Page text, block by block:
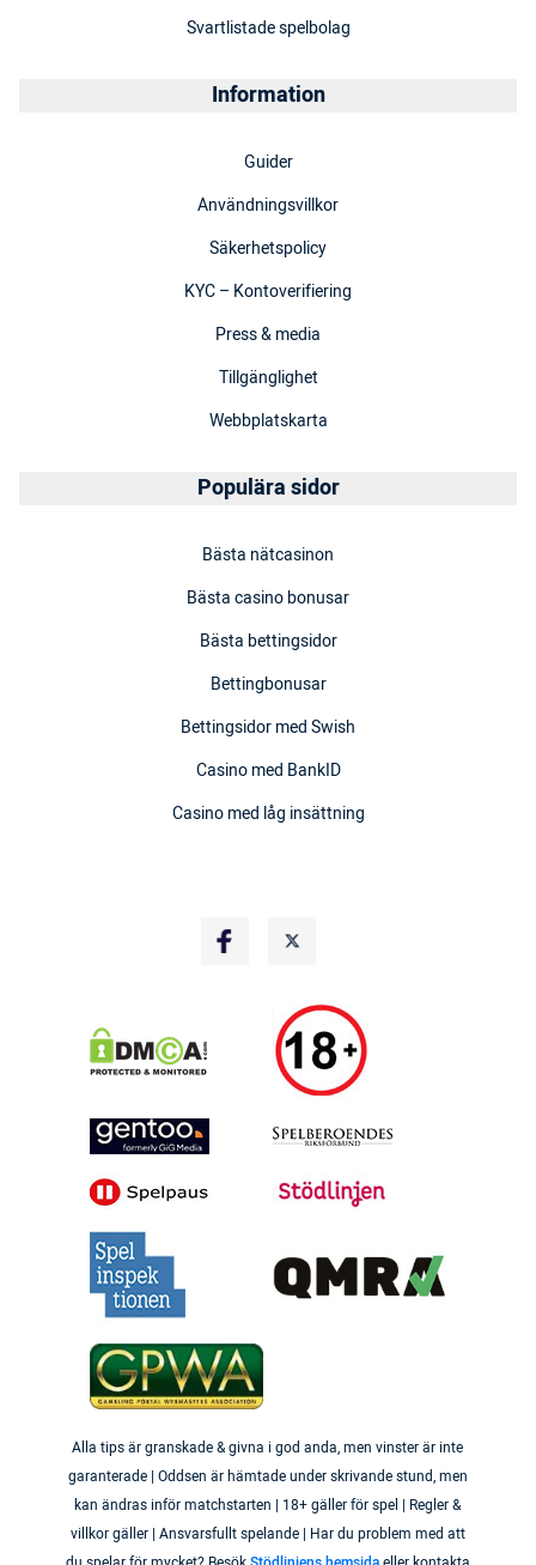
Svartlistade spelbolag
Information
Guider
Användningsvillkor
Säkerhetspolicy
KYC – Kontoverifiering
Press & media
Tillgänglighet
Webbplatskarta
Populära sidor
Bästa nätcasinon
Bästa casino bonusar
Bästa bettingsidor
Bettingbonusar
Bettingsidor med Swish
Casino med BankID
Casino med låg insättning
Alla tips är granskade & givna i god anda, men vinster är inte
garanterade | Oddsen är hämtade under skrivande stund, men
kan ändras inför matchstarten | 18+ gäller för spel | Regler &
villkor gäller | Ansvarsfullt spelande | Har du problem med att